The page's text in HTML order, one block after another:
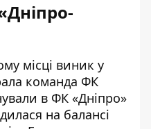
місці виник у
команда ФК
в ФК «Дніпро»
на балансі